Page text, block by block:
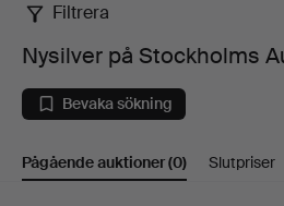
Nysilver
på
Stockholms
Auktionsverk
Filtrera
Nysilver på Stockholms
Bevaka sökning
Pågående auktioner(0) Slutpriser